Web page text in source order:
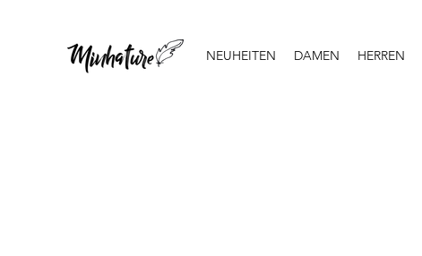
NEUHEITEN DAMEN HERREN